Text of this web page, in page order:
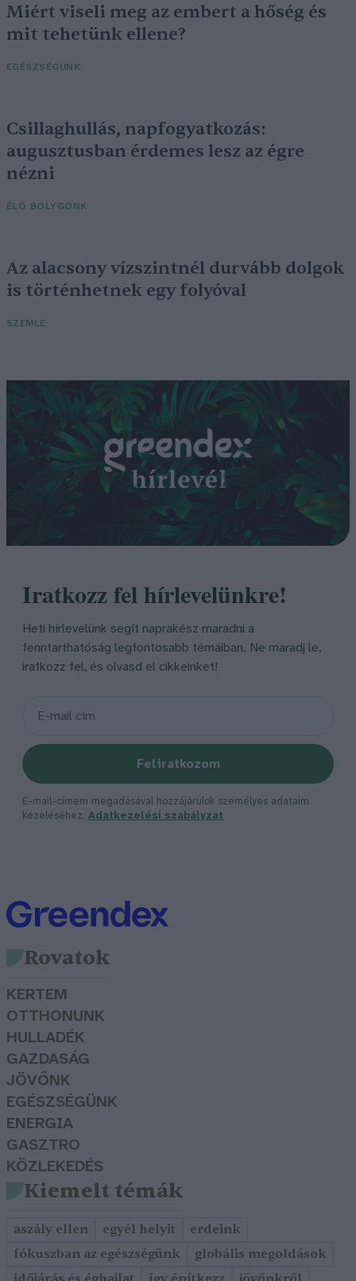
Miért viseli meg az embert a hőség és
mit tehetünk ellene?
EGÉSZSÉGÜNK
Csillaghullás, napfogyatkozás:
augusztusban érdemes lesz az égre
nézni
ÉLŐ BOLYGÓNK
Az alacsony vízszintnél durvább dolgok
is történhetnek egy folyóval
SZEMLE
Iratkozz fel hírlevelünkre!
Heti hírlevelünk segít naprakész maradni a
fenntarthatóság legfontosabb témáiban. Ne maradj le,
iratkozz fel, és olvasd el cikkeinket!
Feliratkozom
E-mail-címem megadásával hozzájárulok személyes adataim
kezeléséhez. Adatkezelési szabályzat
Rovatok
KERTEM
OTTHONUNK
HULLADÉK
GAZDASÁG
JÖVŐNK
EGÉSZSÉGÜNK
ENERGIA
GASZTRO
KÖZLEKEDÉS
Kiemelt témák
aszály ellen egyél helyit
erdeink
fókuszban az egészségünk
globális megoldások